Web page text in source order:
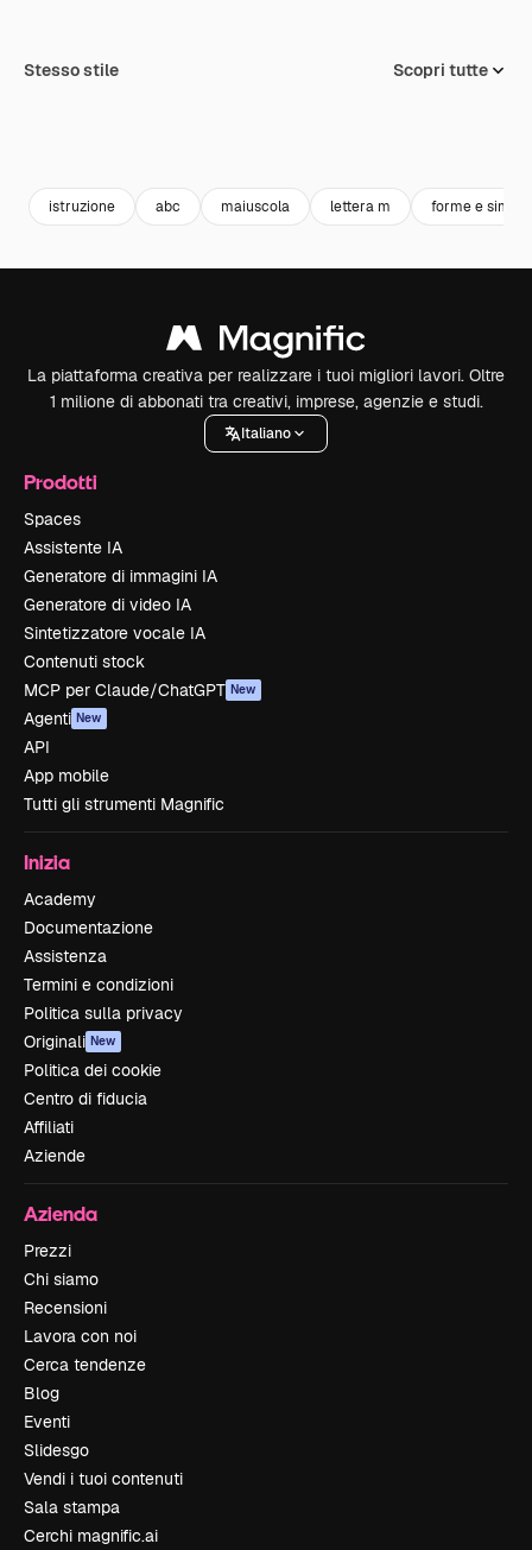
Stesso stile Scopri tutte
istruzione abc maiuscola lettera m forme e
La piattaforma creativa per realizzare i tuoi migliori lavori. Oltre
1 milione di abbonati tra creativi, imprese, agenzie e studi.
Italiano
Prodotti
Spaces
Assistente IA
Generatore di immagini IA
Generatore di video IA
Sintetizzatore vocale IA
Contenuti stock
MCP per Claude/ChatGPT New
Agenti New
API
App mobile
Tutti gli strumenti Magnific
Inizia
Academy
Documentazione
Assistenza
Termini e condizioni
Politica sulla privacy
Originali New
Politica dei cookie
Centro di fiducia
Affiliati
Aziende
Azienda
Prezzi
Chi siamo
Recensioni
Lavora con noi
Cerca tendenze
Blog
Eventi
Slidesgo
Vendi i tuoi contenuti
Sala stampa
Cerchi magnific.ai